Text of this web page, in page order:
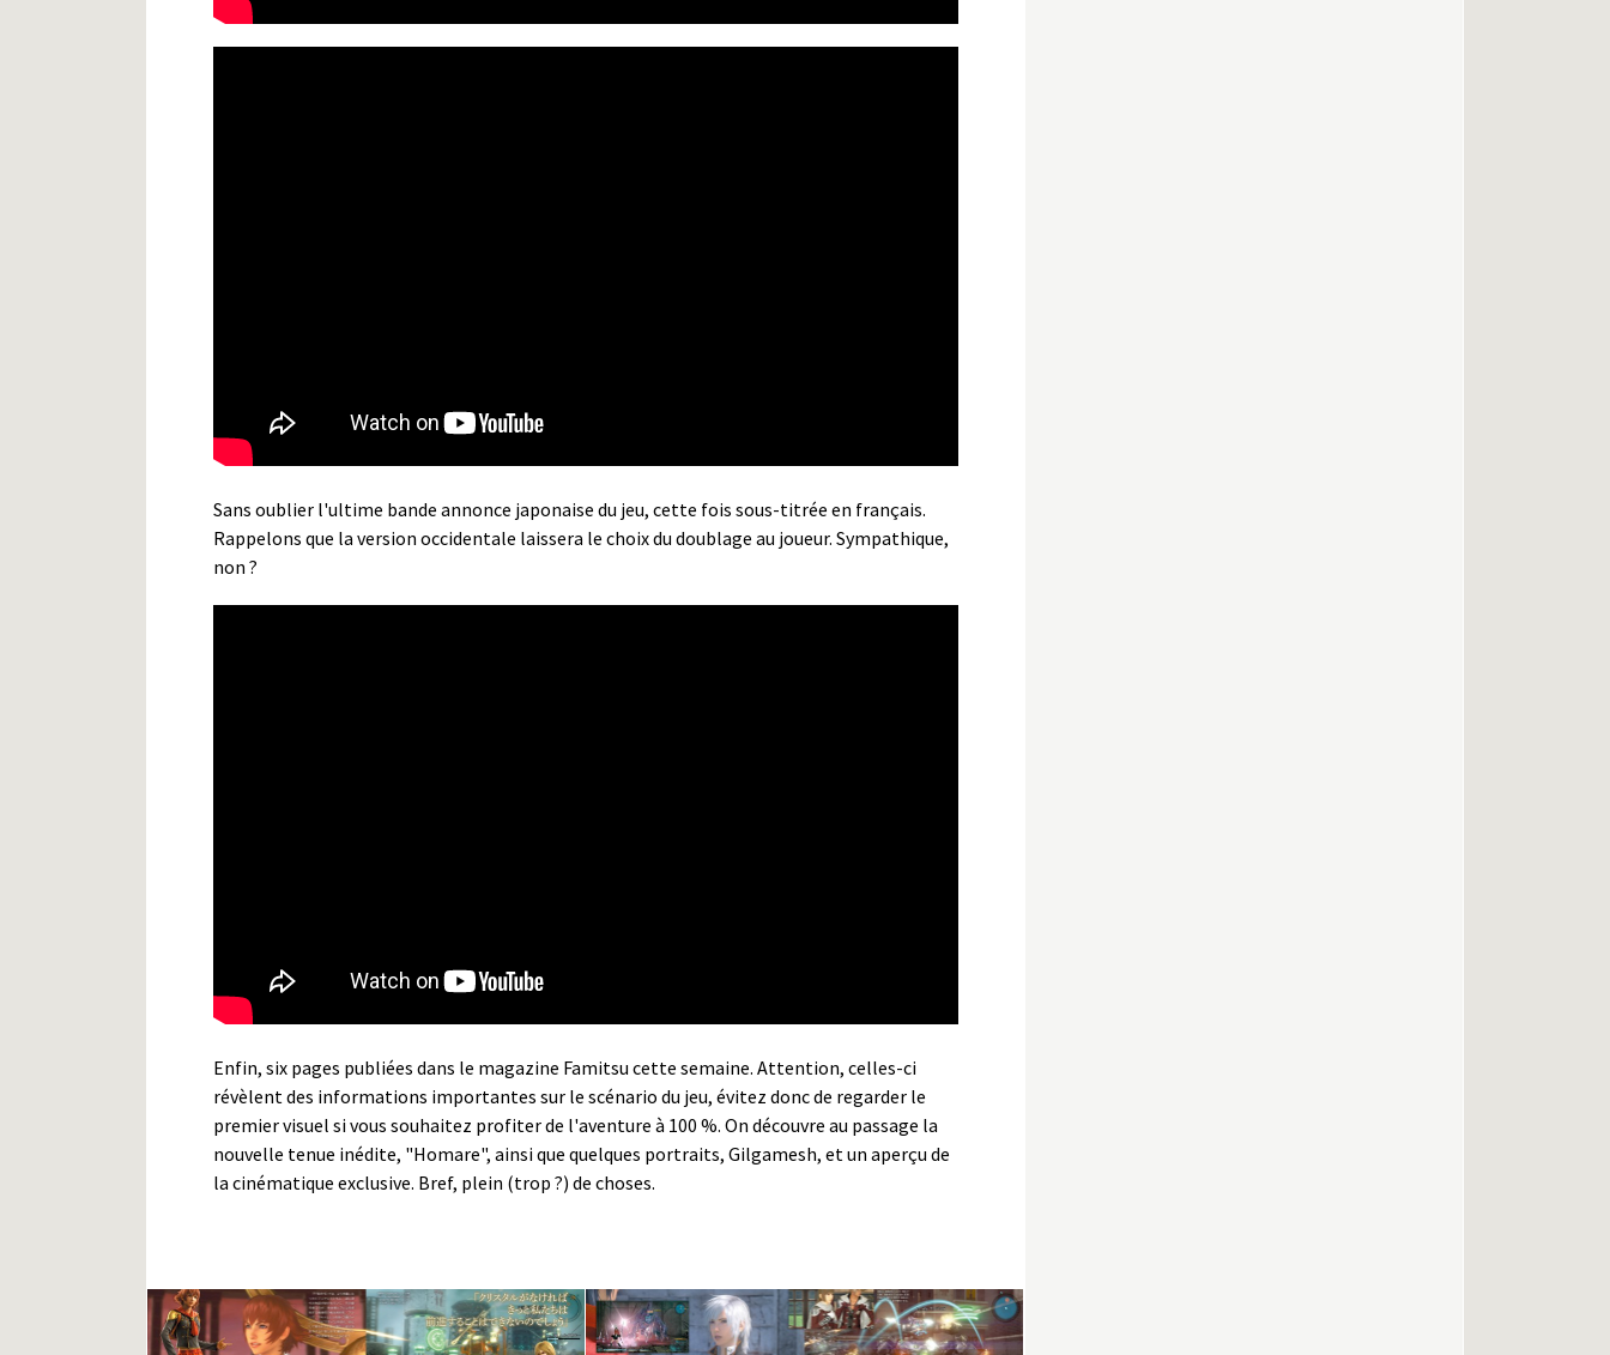
Sans oublier l'ultime bande annonce japonaise du jeu, cette fois sous-titrée en français.
Rappelons que la version occidentale laissera le choix du doublage au joueur. Sympathique,
non ?
Enfin, six pages publiées dans le magazine Famitsu cette semaine. Attention, celles-ci
révèlent des informations importantes sur le scénario du jeu, évitez donc de regarder le
premier visuel si vous souhaitez profiter de l'aventure à 100 %. On découvre au passage la
nouvelle tenue inédite, "Homare", ainsi que quelques portraits, Gilgamesh, et un aperçu de
la cinématique exclusive. Bref, plein (trop ?) de choses.